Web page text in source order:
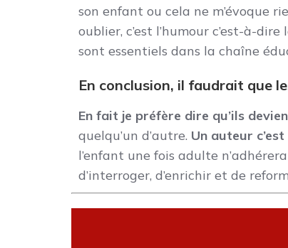
son enfant ou cela ne m’évoque
oublier, c’est l’humour c’est-à-
sont essentiels dans la chaîne
En conclusion, il faudrait que
En fait je préfère dire qu’ils
quelqu’un d’autre. Un auteur
l’enfant une fois adulte
d’interroger, d’enrichir et de